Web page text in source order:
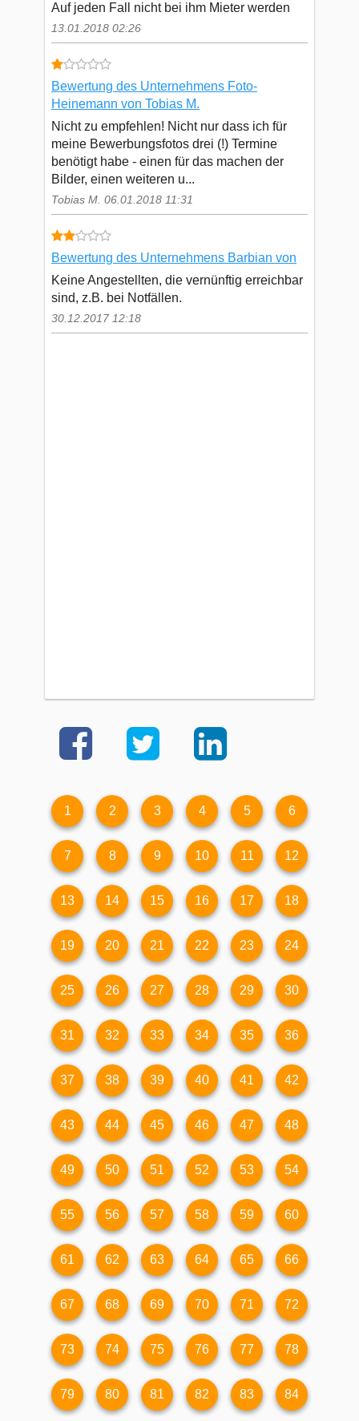
Auf jeden Fall nicht bei ihm Mieter werden
13.01.2018 02:26
Bewertung des Unternehmens Foto-
Heinemann von Tobias M.
Nicht zu empfehlen! Nicht nur dass ich für
meine Bewerbungsfotos drei (!) Termine
benötigt habe - einen für das machen der
Bilder, einen weiteren u...
Tobias M. 06.01.2018 11:31
Bewertung des Unternehmens Barbian von
Keine Angestellten, die vernünftig erreichbar
sind, z.B. bei Notfällen.
30.12.2017 12:18
1 2 3 4 5 6
7 8 9 10 11 12
13 14 15 16 17 18
19 20 21 22 23 24
25 26 27 28 29 30
31 32 33 34 35 36
37 38 39 40 41 42
43 44 45 46 47 48
49 50 51 52 53 54
55 56 57 58 59 60
61 62 63 64 65 66
67 68 69 70 71 72
73 74 75 76 77 78
79 80 81 82 83 84